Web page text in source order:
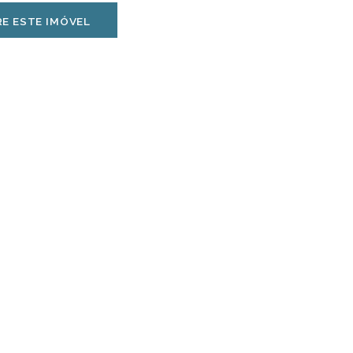
ESTE IMÓVEL